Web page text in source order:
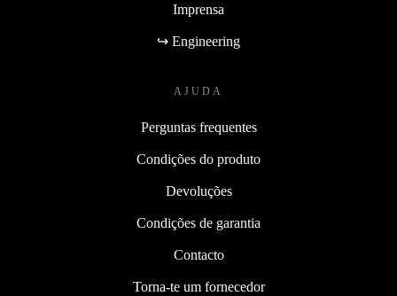
Imprensa
↪ Engineering
AJUDA
Perguntas frequentes
Condições do produto
Devoluções
Condições de garantia
Contacto
Torna-te um fornecedor